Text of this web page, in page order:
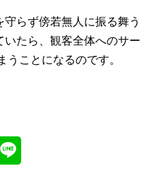
らず傍若無人に振る舞う
たら、観客全体へのサー
うことになるのです。